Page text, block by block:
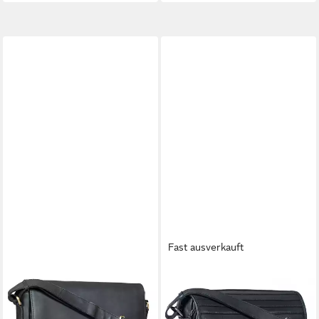
Messenger Bag Herren
Umhängetasche Echt Leder
Fast ausverkauft
Messenger Bag Herren
Umhängetasche Echt Leder